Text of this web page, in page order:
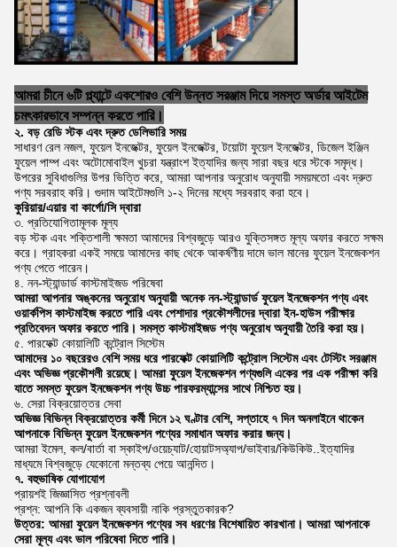
আমরা চীনে ৬টি প্ল্যান্টে একশোরও বেশি উন্নত সরঞ্জাম দিয়ে সমস্ত অর্ডার আইটেম
চমৎকারভাবে সম্পন্ন করতে পারি।
২. বড় রেডি স্টক এবং দ্রুত ডেলিভারি সময়
সাধারণ রেল নজল, ফুয়েল ইনজেক্টর, ফুয়েল ইনজেক্টর, টয়োটা ফুয়েল ইনজেক্টর, ডিজেল ইঞ্জিন
ফুয়েল পাম্প এবং অটোমোবাইল খুচরা যন্ত্রাংশ ইত্যাদির জন্য সারা বছর ধরে স্টকে সমৃদ্ধ।
উপরের সুবিধাগুলির উপর ভিত্তি করে, আমরা আপনার অনুরোধ অনুযায়ী সময়মতো এবং দ্রুত
পণ্য সরবরাহ করি। গুদাম আইটেমগুলি ১-২ দিনের মধ্যে সরবরাহ করা হবে।
কুরিয়ার/এয়ার বা কার্গো/সি দ্বারা
৩. প্রতিযোগিতামূলক মূল্য
বড় স্টক এবং শক্তিশালী ক্ষমতা আমাদের বিশ্বজুড়ে আরও যুক্তিসঙ্গত মূল্য অফার করতে সক্ষম
করে। গ্রাহকরা একই সময়ে আমাদের কাছ থেকে আকর্ষণীয় দামে ভাল মানের ফুয়েল ইনজেকশন
পণ্য পেতে পারেন।
৪. নন-স্ট্যান্ডার্ড কাস্টমাইজড পরিষেবা
আমরা আপনার অঙ্কনের অনুরোধ অনুযায়ী অনেক নন-স্ট্যান্ডার্ড ফুয়েল ইনজেকশন পণ্য এবং
ওয়ার্কপিস কাস্টমাইজ করতে পারি এবং পেশাদার প্রকৌশলীদের দ্বারা ইন-হাউস পরীক্ষার
প্রতিবেদন অফার করতে পারি। সমস্ত কাস্টমাইজড পণ্য অনুরোধ অনুযায়ী তৈরি করা হয়।
৫. পারফেক্ট কোয়ালিটি কন্ট্রোল সিস্টেম
আমাদের ১০ বছরেরও বেশি সময় ধরে পারফেক্ট কোয়ালিটি কন্ট্রোল সিস্টেম এবং টেস্টিং সরঞ্জাম
এবং অভিজ্ঞ প্রকৌশলী রয়েছে। আমরা ফুয়েল ইনজেকশন পণ্যগুলি একের পর এক পরীক্ষা করি
যাতে সমস্ত ফুয়েল ইনজেকশন পণ্য উচ্চ পারফরম্যান্সের সাথে নিশ্চিত হয়।
৬. সেরা বিক্রয়োত্তর সেবা
অভিজ্ঞ বিভিন্ন বিক্রয়োত্তর কর্মী দিনে ১২ ঘণ্টার বেশি, সপ্তাহে ৭ দিন অনলাইনে থাকেন
আপনাকে বিভিন্ন ফুয়েল ইনজেকশন পণ্যের সমাধান অফার করার জন্য।
আমরা ইমেল, কল/বার্তা বা স্কাইপ/ওয়েচ্যাট/হোয়াটসঅ্যাপ/ভাইবার/কিউকিউ..ইত্যাদির
মাধ্যমে বিশ্বজুড়ে যেকোনো মন্তব্য পেয়ে আনন্দিত।
৭. বহুভাষিক যোগাযোগ
প্রায়শই জিজ্ঞাসিত প্রশ্নাবলী
প্রশ্ন: আপনি কি একজন ব্যবসায়ী নাকি প্রস্তুতকারক?
উত্তর: আমরা ফুয়েল ইনজেকশন পণ্যের সব ধরণের বিশেষায়িত কারখানা। আমরা আপনাকে
সেরা মূল্য এবং ভাল পরিষেবা দিতে পারি।